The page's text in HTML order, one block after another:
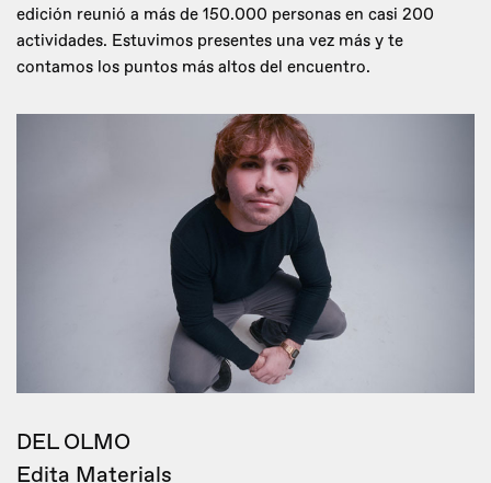
edición reunió a más de 150.000 personas en casi 200
actividades. Estuvimos presentes una vez más y te
contamos los puntos más altos del encuentro.
DEL OLMO
Edita Materials